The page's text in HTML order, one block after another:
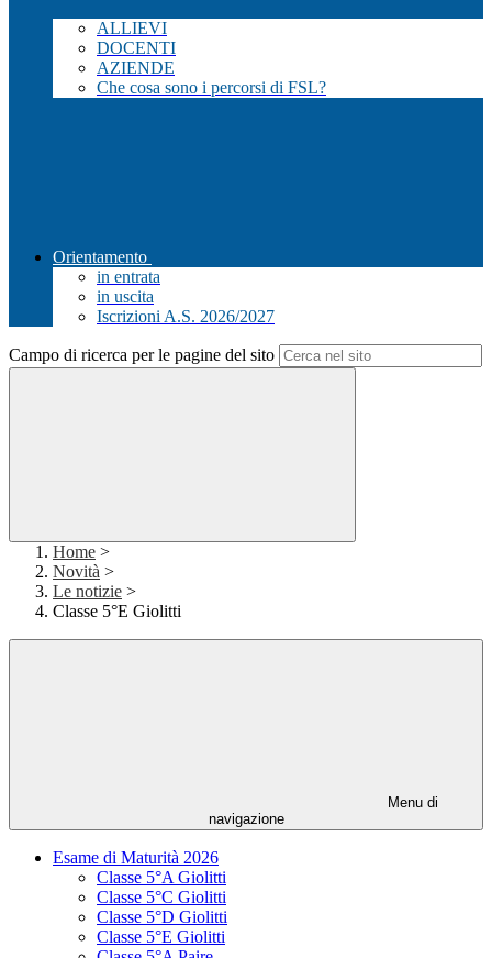
ALLIEVI
DOCENTI
AZIENDE
Che cosa sono i percorsi di FSL?
Orientamento
in entrata
in uscita
Iscrizioni A.S. 2026/2027
Campo di ricerca per le pagine del sito
Home >
Novità >
Le notizie >
Classe 5°E Giolitti
Menu di
navigazione
Esame di Maturità 2026
Classe 5°A Giolitti
Classe 5°C Giolitti
Classe 5°D Giolitti
Classe 5°E Giolitti